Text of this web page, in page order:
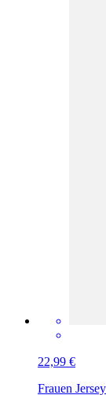
22,99 €
Frauen